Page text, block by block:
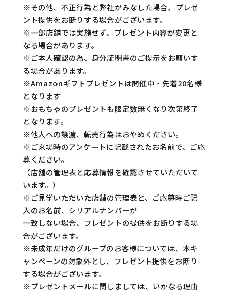
※その他、不正行為と弊社がみなした場合、プレゼ
ント提供をお断りする場合がございます。
※一部店舗では実施せず、プレゼント内容が変更と
なる場合があります。
※ご本人確認の為、身分証明書のご提示をお願いす
る場合があります。
※Amazonギフトプレゼントは開催中・先着20名様
となります
※おもちゃのプレゼントも限定数無くなり次第終了
となります。
※他人への譲渡、転売行為はおやめください。
※ご来場時のアンケートに記載されたお名前で、ご応
募ください。
（店舗の管理表と応募情報を確認させていただいて
います。）
※ご見学いただいた店舗の管理表と、ご応募時ご記
入のお名前、シリアルナンバーが
一致しない場合、プレゼントの提供をお断りする場
合がございます。
※未成年だけのグループのお客様については、本キ
ャンペーンの対象外とし、プレゼント提供をお断り
する場合がございます。
※プレゼントメールに関しましては、いかなる理由